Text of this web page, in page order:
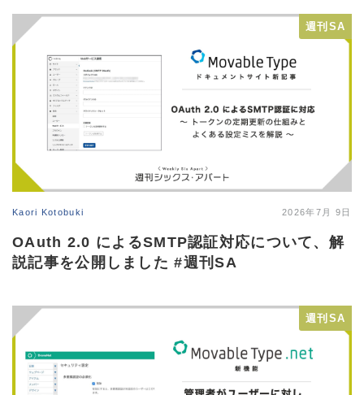
週刊SA
Kaori Kotobuki 2026年7月 9日
OAuth 2.0 によるSMTP認証対応について、解
説記事を公開しました #週刊SA
週刊SA